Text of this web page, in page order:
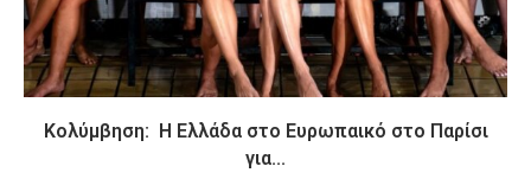
Κολύμβηση: Η Ελλάδα στο Ευρωπαικό στο Παρίσι
για...